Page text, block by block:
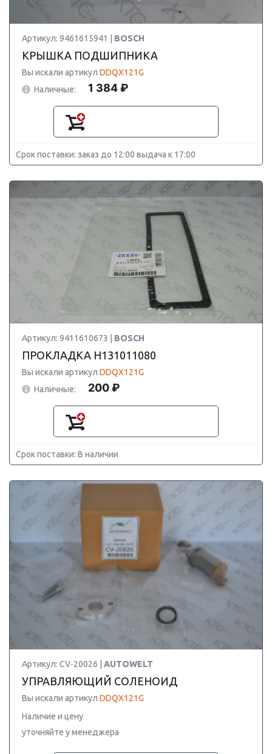
Артикул: 9461615941 | BOSCH
КРЫШКА ПОДШИПНИКА
Вы искали артикул DDQX121G
Наличные:
1 384 ₽
Срок поставки: заказ до 12:00 выдача к 17:00
Артикул: 9411610673 | BOSCH
ПРОКЛАДКА H131011080
Вы искали артикул DDQX121G
Наличные:
200 ₽
Срок поставки: В наличии
Артикул: CV-20026 | AUTOWELT
УПРАВЛЯЮЩИЙ СОЛЕНОИД
Вы искали артикул DDQX121G
Наличие и цену
уточняйте у менеджера